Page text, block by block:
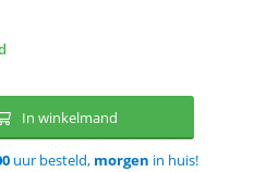
In winkelmand
uur besteld, morgen in huis!